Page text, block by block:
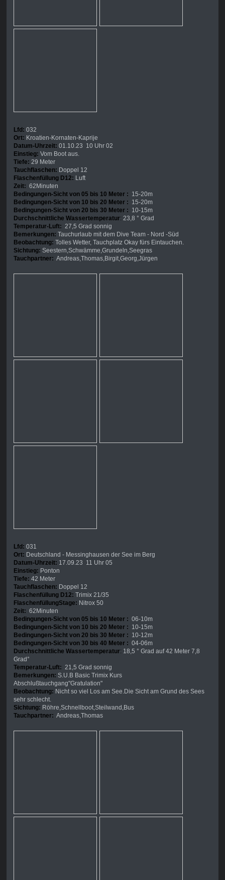
Lfd: 032
Ort: Kroatien-Kornaten-Kaprije
Datum-Uhrzeit: 01.10.23 10 Uhr 02
Einstieg: Vom Boot aus.
Tiefe: 29 Meter
Tauchflaschen: Doppel 12
Flaschenfüllung D12: Luft
Zeit: 62Minuten
Bedingungen-Sicht von 05 bis 10 Meter : 15-20m
Bedingungen-Sicht von 10 bis 20 Meter : 15-20m
Bedingungen-Sicht von 20 bis 30 Meter : 10-15m
Durchschnittliche Wassertemperatur: 23,8 ° Grad
Temperatur-Luft: 27,5 Grad sonnig
Bemerkungen: Tauchurlaub mit dem Dive Team - Nord -Süd
Beobachtung: Tolles Wetter, Tauchplatz Okay fürs Eintauchen.
Sichtung: Seestern,Schwämme,Grundeln,Seegras
Tauchpartner: Andreas,Thomas,Birgit,Georg,Jürgen
Lfd: 031
Ort: Deutschland - Messinghausen der See im Berg
Datum-Uhrzeit: 17.09.23 11 Uhr 05
Einstieg: Ponton
Tiefe: 42 Meter
Tauchflaschen: Doppel 12
Flaschenfüllung D12: Trimix 21/35
FlaschenfüllungStage: Nitrox 50
Zeit: 62Minuten
Bedingungen-Sicht von 05 bis 10 Meter : 06-10m
Bedingungen-Sicht von 10 bis 20 Meter : 10-15m
Bedingungen-Sicht von 20 bis 30 Meter : 10-12m
Bedingungen-Sicht von 30 bis 40 Meter : 04-06m
Durchschnittliche Wassertemperatur: 18,5 ° Grad auf 42 Meter 7,8
Grad°
Temperatur-Luft: 21,5 Grad sonnig
Bemerkungen: S.U.B Basic Trimix Kurs
Abschlußtauchgang"Gratulation"
Beobachtung: Nicht so viel Los am See.Die Sicht am Grund des Sees
sehr schlecht.
Sichtung: Röhre,Schnellboot,Steilwand,Bus
Tauchpartner: Andreas,Thomas